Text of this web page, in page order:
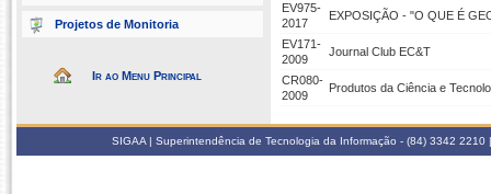
Projetos de Monitoria
Ir ao Menu Principal
EV975-
2017
EXPOSIÇÃO - "O QUE É
EV171-
2009
Journal Club EC&T
CR080-
2009
Produtos da Ciência e
SIGAA | Superintendência de Tecnologia da Informação - (84) 3342